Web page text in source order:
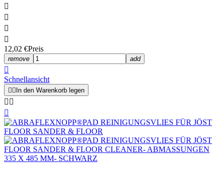




12,02 €Preis
remove add

Schnellansicht
In den Warenkorb legen
 
